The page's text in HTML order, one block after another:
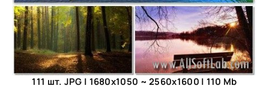
111 шт. JPG | 1680x1050 ~ 2560x1600 | 110 Mb